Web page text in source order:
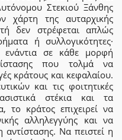
Στεκιού Ξάνθης
χάρτη της αυταρχικής
δεν στρέφεται απλώς
ή συλλογικότητες·
ενάντια σε κάθε μορφή
που τολμά να
κράτους και κεφαλαίου.
και τις φοιτητικές
στέκια και τα
το κράτος επιχειρεί να
αλληλεγγύης και να
Να πειστεί η